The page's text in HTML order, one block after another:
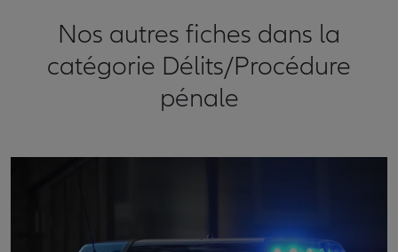
Nos autres fiches dans la
catégorie Délits/Procédure
pénale